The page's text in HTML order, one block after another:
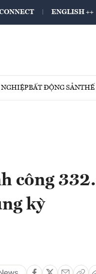
ENGLISH ++
BẤT ĐỘNG SẢNTHẾ
công
kỳ